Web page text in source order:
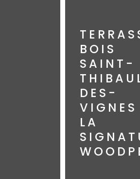
BOIS
SAINT-
DES-
VIGNES
LA